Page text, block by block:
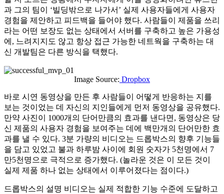
과 그의 팀이 ‘빌딩밖으로 나가서’ 실제 사용자들에게 사용자
경험을 제안하고 피드백을 들어야 했다. 사람들이 제품을 쓰리
라는 어떤 보장도 없는 상태에서 서버를 구축하고 높은 가용성
에, 느려지지도 않고 항상 접근 가능한 네트웍을 구축하는 대
신 개발팀은 다른 방식을 택했다.
Image Source: Dropbox
바로 시연 동영상을 만든 후 사람들이 어떻게 반응하는 지를
보는 것이었는 데 자신의 지인들에게 먼저 동영상을 공유했다.
만약 사진이 1000개의 단어만큼의 효과를 낸다면, 동영상은 당
신 제품의 사용자 경험을 보여주는 데에 백만개의 단어만한 효
과를 낼 수 있다. 3분 가량의 비디오는 드롭박스의 향후 기능들
을 담고 있었고 불과 하루밤 사이에 회원 숫자가 5천명에서 7
만5천명으로 극적으로 증가했다. (놀라운 것은 이 모든 것이
실제 제품 하나 없는 상태에서 이루어졌다는 점이다.)
드롭박스의 설명 비디오는 실제 적합한 기능 수준에 도달하고